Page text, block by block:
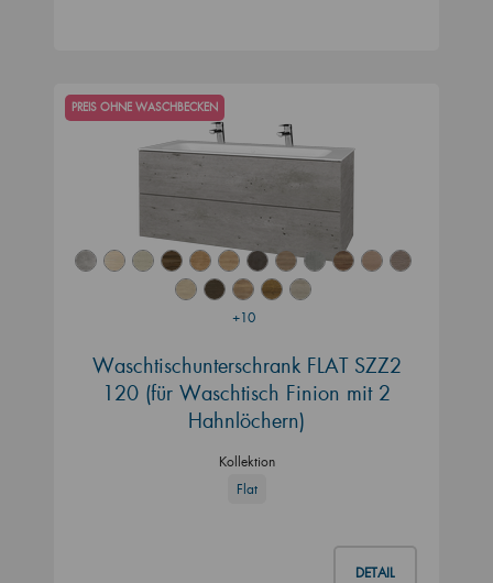
+10
PREIS OHNE WASCHBECKEN
Waschtischunterschrank FLAT SZZ2
120 (für Waschtisch Finion mit 2
Hahnlöchern)
Kollektion
Flat
DETAIL